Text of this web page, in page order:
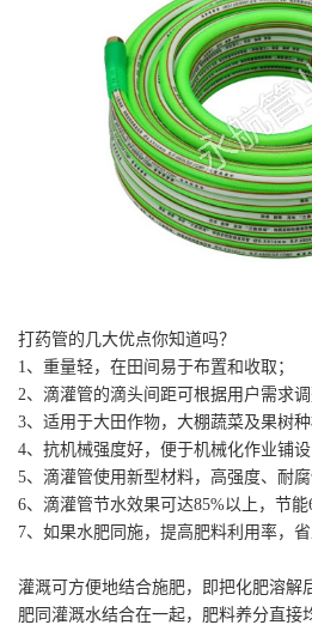
打药管的几大优点你知道吗？
1、重量轻，在田间易于布置和收取；
2、滴灌管的滴头间距可根据用户需求调
3、适用于大田作物，大棚蔬菜及果树种
4、抗机械强度好，便于机械化作业铺设
5、滴灌管使用新型材料，高强度、耐腐
6、滴灌管节水效果可达85%以上，节能
7、如果水肥同施，提高肥料利用率，省
灌溉可方便地结合施肥，即把化肥溶解
肥同灌溉水结合在一起，肥料养分直接